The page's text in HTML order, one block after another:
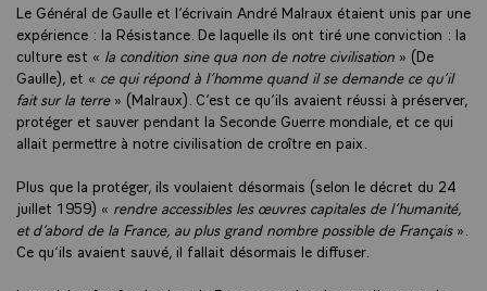
Le Général de Gaulle et l’écrivain André Malraux étaient unis par une
expérience : la Résistance. De laquelle ils ont tiré une conviction : la
culture est « la condition sine qua non de notre civilisation » (De
Gaulle), et « ce qui répond à l’homme quand il se demande ce qu’il
fait sur la terre» (Malraux). C’est ce qu’ils avaient réussi à préserver,
protéger et sauver pendant la Seconde Guerre mondiale, et ce qui
allait permettre à notre civilisation de croître en paix.
Plus que la protéger, ils voulaient désormais (selon le décret du 24
juillet 1959) « rendre accessibles les œuvres capitales de l’humanité,
et d’abord de la France, au plus grand nombre possible de Français».
Ce qu’ils avaient sauvé, il fallait désormais le diffuser.